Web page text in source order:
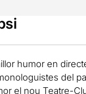
humor en
del
el nou Teatre-